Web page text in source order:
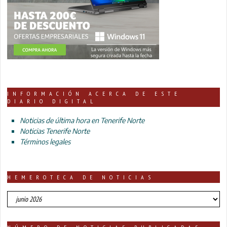
INFORMACIÓN ACERCA DE ESTE
DIARIO DIGITAL
Noticias de última hora en Tenerife Norte
Noticias Tenerife Norte
Términos legales
HEMEROTECA DE NOTICIAS
HEMEROTECA
DE